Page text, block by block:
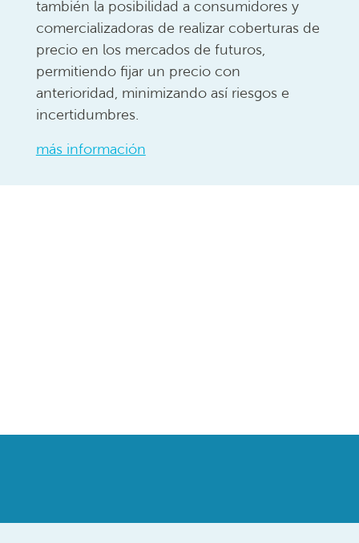
también la posibilidad a consumidores y
comercializadoras de realizar coberturas de
precio en los mercados de futuros,
permitiendo fijar un precio con
anterioridad, minimizando así riesgos e
incertidumbres.
más información